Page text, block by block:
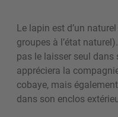
Le lapin est d’un
groupes à l’état
pas le laisser seul dans
appréciera la
cobaye, mais
dans son enclos